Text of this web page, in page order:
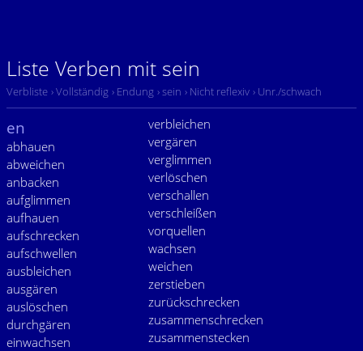
Liste Verben mit sein
Verbliste › Vollständig › Endung › sein › Nicht reflexiv › Unr./schwach
en
abhauen
abweichen
anbacken
aufglimmen
aufhauen
aufschrecken
aufschwellen
ausbleichen
ausgären
auslöschen
durchgären
einwachsen
verbleichen
vergären
verglimmen
verlöschen
verschallen
verschleißen
vorquellen
wachsen
weichen
zerstieben
zurückschrecken
zusammenschrecken
zusammenstecken